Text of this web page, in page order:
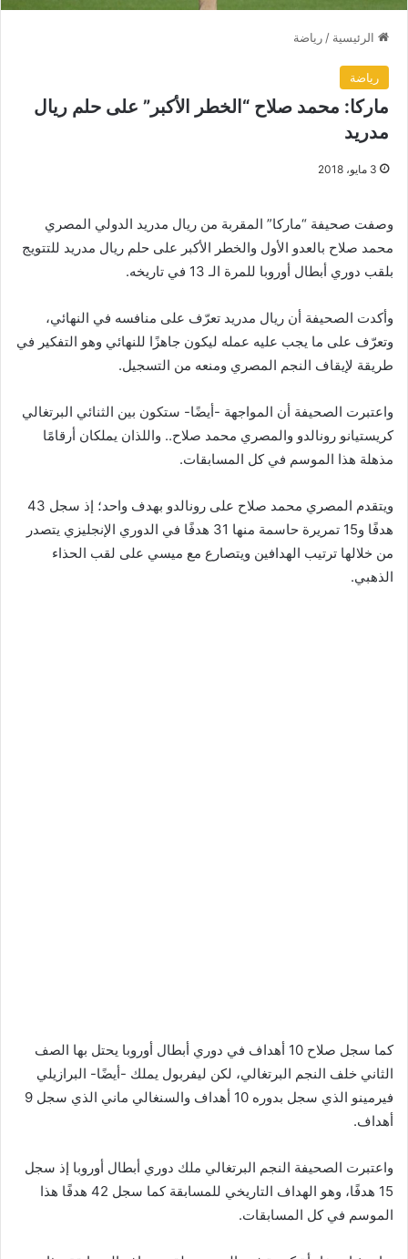
الرئيسية / رياضة
رياضة
ماركا: محمد صلاح “الخطر الأكبر” على حلم ريال
مدريد
3 مايو، 2018
وصفت صحيفة “ماركا” المقربة من ريال مدريد الدولي المصري
محمد صلاح بالعدو الأول والخطر الأكبر على حلم ريال مدريد للتتويج
بلقب دوري أبطال أوروبا للمرة الـ 13 في تاريخه.
وأكدت الصحيفة أن ريال مدريد تعرّف على منافسه في النهائي،
وتعرّف على ما يجب عليه عمله ليكون جاهزًا للنهائي وهو التفكير في
طريقة لإيقاف النجم المصري ومنعه من التسجيل.
واعتبرت الصحيفة أن المواجهة -أيضًا- ستكون بين الثنائي البرتغالي
كريستيانو رونالدو والمصري محمد صلاح.. واللذان يملكان أرقامًا
مذهلة هذا الموسم في كل المسابقات.
ويتقدم المصري محمد صلاح على رونالدو بهدف واحد؛ إذ سجل 43
هدفًا و15 تمريرة حاسمة منها 31 هدفًا في الدوري الإنجليزي يتصدر
من خلالها ترتيب الهدافين ويتصارع مع ميسي على لقب الحذاء
الذهبي.
كما سجل صلاح 10 أهداف في دوري أبطال أوروبا يحتل بها الصف
الثاني خلف النجم البرتغالي، لكن ليفربول يملك -أيضًا- البرازيلي
فيرمينو الذي سجل بدوره 10 أهداف والسنغالي ماني الذي سجل 9
أهداف.
واعتبرت الصحيفة النجم البرتغالي ملك دوري أبطال أوروبا إذ سجل
15 هدفًا، وهو الهداف التاريخي للمسابقة كما سجل 42 هدفًا هذا
الموسم في كل المسابقات.